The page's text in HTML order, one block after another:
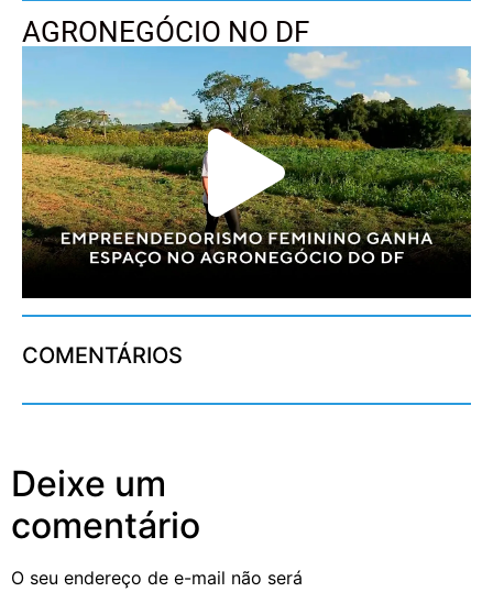
AGRONEGÓCIO NO DF
COMENTÁRIOS
Deixe um
comentário
O seu endereço de e-mail não será